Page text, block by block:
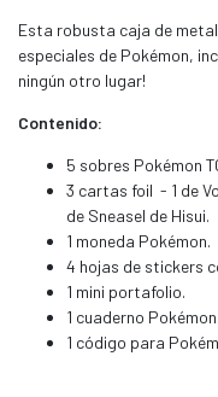
Esta robusta caja de
especiales de Pokémon,
ningún otro lugar!
Contenido:
5 sobres Pokémon
3 cartas foil - 1 de
de Sneasel de Hisui.
1 moneda Pokémon.
4 hojas de stickers
1 mini portafolio.
1 cuaderno Pokémon.
1 código para